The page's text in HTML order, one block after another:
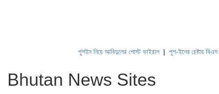
পুশইন নিয়ে আবিদুলের পোস্ট ভাইরাল|পুশ-ইনের চেষ্টায় বিএসএফ,
Bhutan News Sites